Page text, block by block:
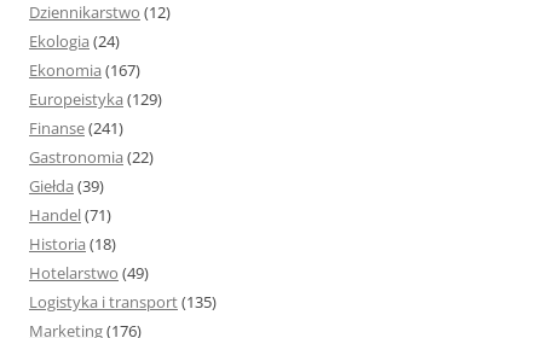
Dziennikarstwo (12)
Ekologia (24)
Ekonomia (167)
Europeistyka (129)
Finanse(241)
Gastronomia (22)
Giełda (39)
Handel(71)
Historia (18)
Hotelarstwo (49)
Logistyka i transport(135)
Marketing(176)